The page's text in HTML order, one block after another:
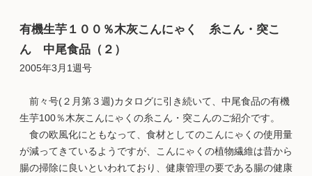
有機生芋１００％木灰こんにゃく 糸こん・突こ
ん 中尾食品（２）
2005年3月1週号
前々号(２月第３週)カタログに引き続いて、中尾食品の有機
生芋100％木灰こんにゃくの糸こん・突こんのご紹介です。
食の欧風化にともなって、食材としてのこんにゃくの使用量
が減ってきているようですが、こんにゃくの植物繊維は昔から
腸の掃除に良いといわれており、健康管理の要である腸の健康